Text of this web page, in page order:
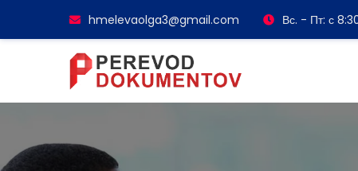
hmelevaolga3@gmail.com Вс. - Пт: с